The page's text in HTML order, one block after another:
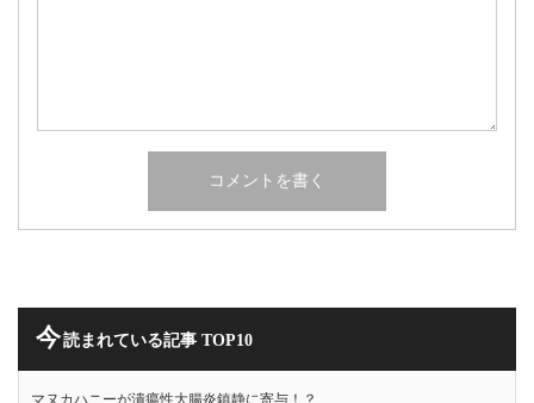
今読まれている記事 TOP10
マヌカハニーが潰瘍性大腸炎鎮静に寄与！？